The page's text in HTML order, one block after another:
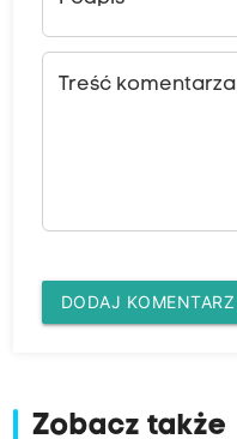
Treść komentarza
DODAJ KOMENTARZ
Zobacz także